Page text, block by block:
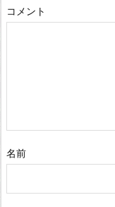
コメント
名前